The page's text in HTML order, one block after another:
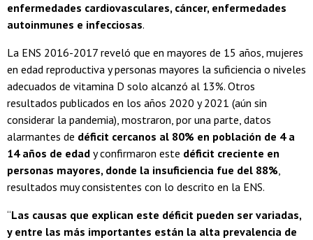
enfermedades cardiovasculares, cáncer, enfermedades
autoinmunes e infecciosas.
La ENS 2016-2017 reveló que en mayores de 15 años, mujeres
en edad reproductiva y personas mayores la suficiencia o niveles
adecuados de vitamina D solo alcanzó al 13%. Otros
resultados publicados en los años 2020 y 2021 (aún sin
considerar la pandemia), mostraron, por una parte, datos
alarmantes de déficit cercanos al 80% en población de 4 a
14 años de edad y confirmaron este déficit creciente en
personas mayores, donde la insuficiencia fue del 88%,
resultados muy consistentes con lo descrito en la ENS.
“Las causas que explican este déficit pueden ser variadas,
y entre las más importantes están la alta prevalencia de